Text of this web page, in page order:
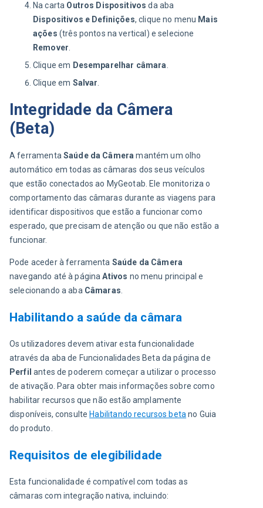
Na carta Outros Dispositivos da aba
Dispositivos e Definições, clique no menu Mais
ações (três pontos na vertical) e selecione
Remover
Clique em Desemparelhar câmara
Clique em Salvar
Integridade da Câmera
(Beta)
A ferramenta Saúde da Câmera mantém um olho
automático em todas as câmaras dos seus veículos
que estão conectados ao MyGeotab. Ele monitoriza o
comportamento das câmaras durante as viagens para
identificar dispositivos que estão a funcionar como
esperado, que precisam de atenção ou que não estão a
funcionar.
Pode aceder à ferramenta Saúde da Câmera
navegando até à página Ativos no menu principal e
selecionando a aba Câmaras.
Habilitando a saúde da câmara
Os utilizadores devem ativar esta funcionalidade
através da aba de Funcionalidades Beta da página de
Perfil antes de poderem começar a utilizar o processo
de ativação. Para obter mais informações sobre como
habilitar recursos que não estão amplamente
disponíveis, consulte Habilitando recursos beta no Guia
do produto.
Requisitos de elegibilidade
Esta funcionalidade é compatível com todas as
câmaras com integração nativa, incluindo: